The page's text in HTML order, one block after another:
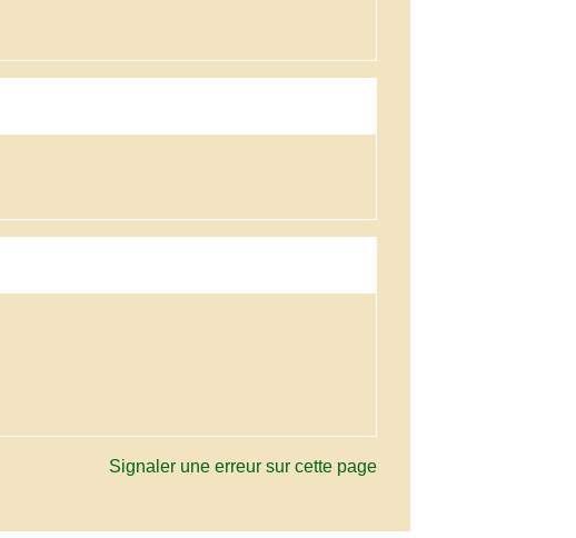
Signaler une erreur sur cette page